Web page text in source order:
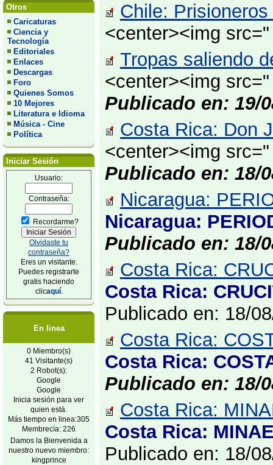
Otros
Caricaturas
Ciencia y
Tecnología
Editoriales
Enlaces
Descargas
Foro
Quienes Somos
10 Mejores
Literatura e Idioma
Música - Cine
Política
Iniciar Sesión
Usuario:
Contraseña:
Recordarme?
Olvidaste tu
contraseña?
Eres un visitante.
Puedes registrarte
gratis haciendo
clicaquí.
En linea
0 Miembro(s)
41 Visitante(s)
2 Robot(s):
Google
Google
Inicia sesión para ver
quien está.
Más tiempo en linea:305
Membrecía: 226
Damos la Bienvenida a
nuestro nuevo miembro:
kingprince
Chile:
<center><img
Tropas saliendo
<center><img
Publicado en: 19/
Costa Rica: Don
<center><img
Publicado en: 18/
Nicaragua:
Nicaragua:
Publicado en: 18/
Costa Rica:
Costa Rica:
Publicado en: 18/
Costa Rica:
Costa Rica:
Publicado en: 18/
Costa Rica:
Costa Rica:
Publicado en: 18/